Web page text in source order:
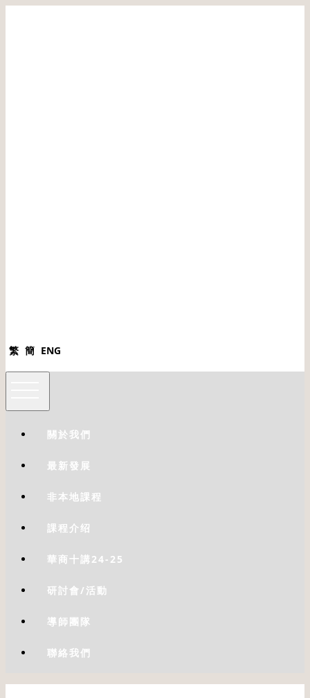
繁 簡 ENG
關於我們
最新發展
非本地課程
課程介绍
華商十講24-25
研討會/活動
導師團隊
聯絡我們